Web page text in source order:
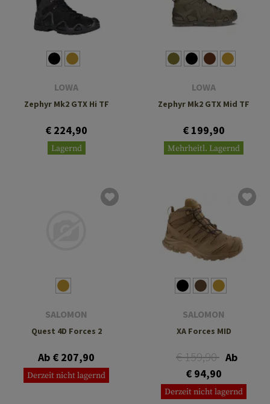
LOWA
Zephyr Mk2 GTX Hi TF
€ 224,90
Lagernd
LOWA
Zephyr Mk2 GTX Mid TF
€ 199,90
Mehrheitl. Lagernd
SALOMON
Quest 4D Forces 2
Ab € 207,90
Derzeit nicht lagernd
SALOMON
XA Forces MID
€ 159,90 Ab
€ 94,90
Derzeit nicht lagernd